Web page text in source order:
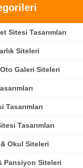
Sitesi Tasarımları
Siteleri
Galeri Siteleri
Tasarımları
Tasarımları
Okul Siteleri
Pansiyon Siteleri